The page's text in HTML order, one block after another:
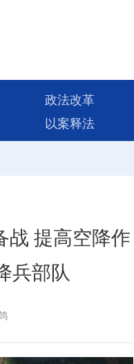
政法改革
以案释法
战 提高空降作
兵部队